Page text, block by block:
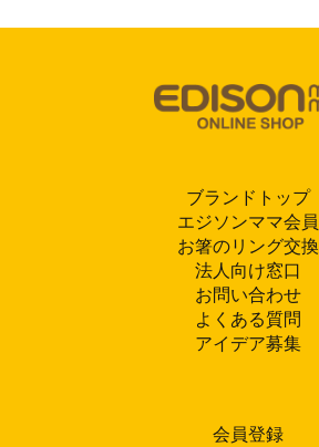
ブランドトップ
エジソンママ会員
お箸のリング交換
法人向け窓口
お問い合わせ
よくある質問
アイデア募集
会員登録